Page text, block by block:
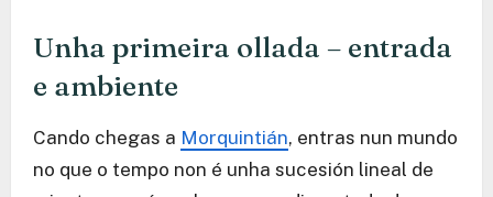
Unha primeira ollada – entrada
e ambiente
Cando chegas a Morquintián, entras nun mundo
no que o tempo non é unha sucesión lineal de